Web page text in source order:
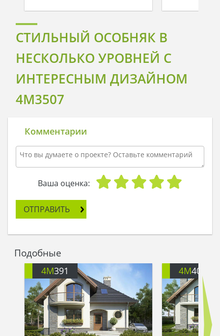
СТИЛЬНЫЙ ОСОБНЯК В
НЕСКОЛЬКО УРОВНЕЙ С
ИНТЕРЕСНЫМ ДИЗАЙНОМ
4M3507
Комментарии
Ваша оценка:
ОТПРАВИТЬ
Подобные
4M391 4M401